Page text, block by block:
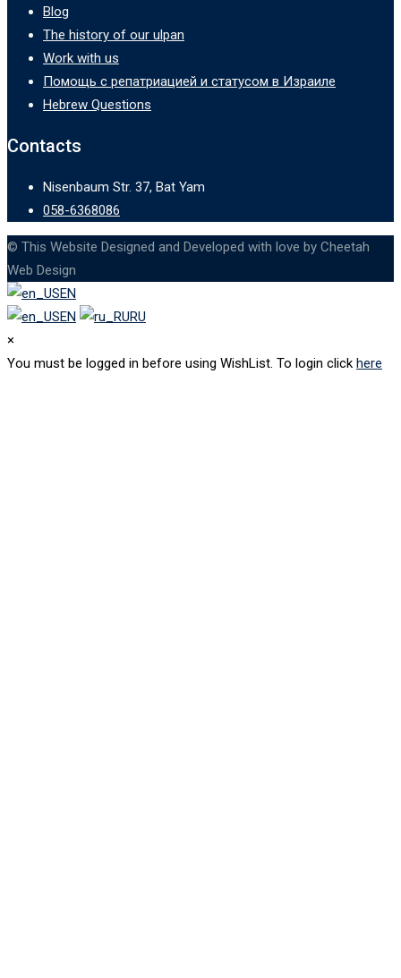
Blog
The history of our ulpan
Work with us
Помощь с репатриацией и статусом в Израиле
Hebrew Questions
Contacts
Nisenbaum Str. 37, Bat Yam
058-6368086
© This Website Designed and Developed with love by Cheetah
Web Design
EN
EN
RU
×
You must be logged in before using WishList. To login click here